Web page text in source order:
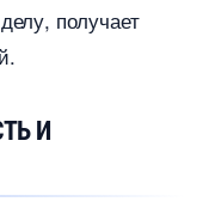
получает
И